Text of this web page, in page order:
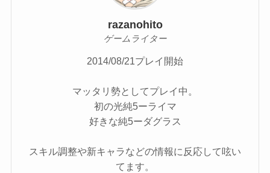
razanohito
ゲームライター
2014/08/21プレイ開始
マッタリ勢としてプレイ中。
初の光純5ーライマ
好きな純5ーダグラス
スキル調整や新キャラなどの情報に反応して呟い
てます。